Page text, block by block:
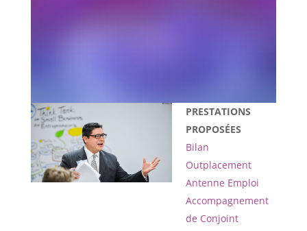
bureau Transition et
PRESTATIONS
PROPOSÉES
Bilan
Outplacement
Antenne Emploi
Accompagnement
de Conjoint